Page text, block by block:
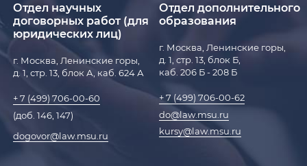
Отдел научных
договорных работ (для
юридических лиц)
г. Москва, Ленинские горы,
д. 1, стр. 13, блок А, каб. 624 А
+ 7 (499) 706-00-60
(доб. 146, 147)
dogovor@law.msu.ru
Отдел дополнительного
образования
г. Москва, Ленинские горы,
д. 1, стр. 13, блок Б,
каб. 206 Б - 208 Б
+ 7 (499) 706-00-62
do@law.msu.ru
kursy@law.msu.ru